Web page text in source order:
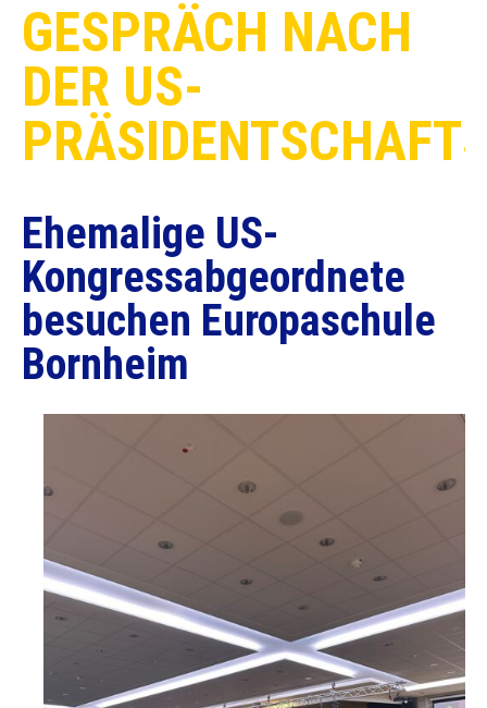
GESPRÄCH NACH
DER US-
Ehemalige US-
Kongressabgeordnete
besuchen Europaschule
Bornheim